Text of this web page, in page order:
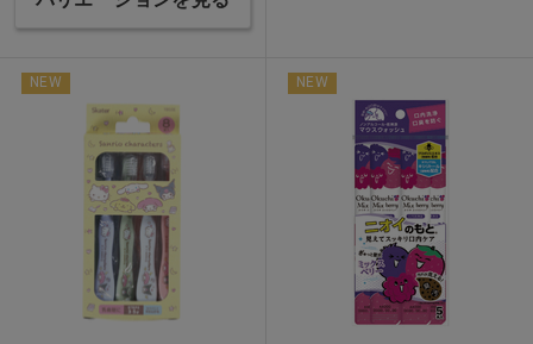
NEW NEW